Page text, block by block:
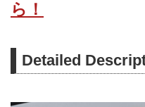
ら！
Detailed